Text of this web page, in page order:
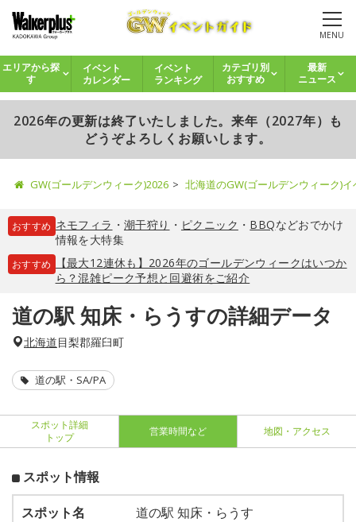
MENU
エリアから探
す
イベント
カレンダー
イベント
ランキング
カテゴリ別
おすすめ
最新
ニュース
2026年の更新は終了いたしました。来年（2027年）も
どうぞよろしくお願いします。
GW(ゴールデンウィーク)2026 北海道のGW(ゴールデンウィーク)
おすすめ ネモフィラ ・ 潮干狩り ・ ピクニック ・ BBQなどおでかけ
情報を大特集
おすすめ
【最大12連休も】2026年のゴールデンウィークはいつか
ら？混雑ピーク予想と回避術をご紹介
道の駅 知床・らうすの詳細データ
北海道目梨郡羅臼町
道の駅・SA/PA
スポット詳細
トップ
営業時間など 地図・アクセス
スポット情報
スポット名
道の駅 知床・らうす